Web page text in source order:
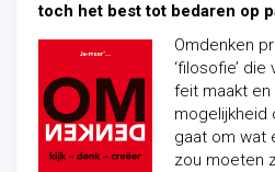
toch het best tot bedaren op
Omdenken
‘filosofie’
feit maakt
mogelijkheid
gaat om wat
zou moeten